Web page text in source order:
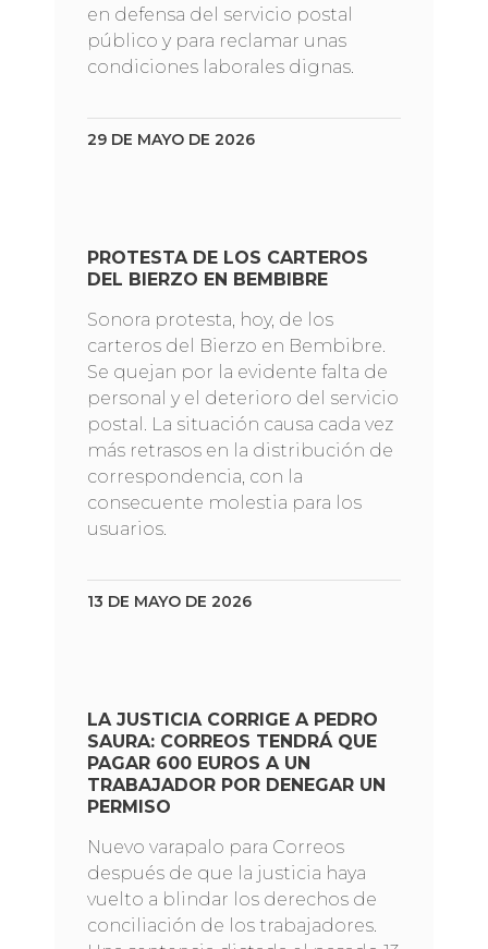
en defensa del servicio postal
público y para reclamar unas
condiciones laborales dignas.
29 DE MAYO DE 2026
PROTESTA DE LOS CARTEROS
DEL BIERZO EN BEMBIBRE
Sonora protesta, hoy, de los
carteros del Bierzo en Bembibre.
Se quejan por la evidente falta de
personal y el deterioro del servicio
postal. La situación causa cada vez
más retrasos en la distribución de
correspondencia, con la
consecuente molestia para los
usuarios.
13 DE MAYO DE 2026
LA JUSTICIA CORRIGE A PEDRO
SAURA: CORREOS TENDRÁ QUE
PAGAR 600 EUROS A UN
TRABAJADOR POR DENEGAR UN
PERMISO
Nuevo varapalo para Correos
después de que la justicia haya
vuelto a blindar los derechos de
conciliación de los trabajadores.